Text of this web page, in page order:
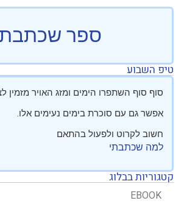
ספר
טיפ השבוע
סוף סוף השתפרו הימים ומזג האויר מזמין
אפשר גם עם סוכרת בימים נעימים אלו.
חשוב לקרוט ולפעול בהתאם
למה שכתבתי
קטגוריות בבלוג
EBOOK